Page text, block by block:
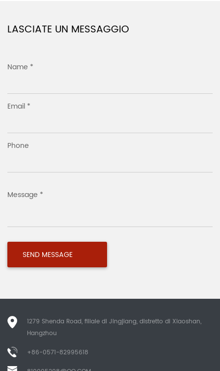
LASCIATE UN MESSAGGIO
Name *
Email *
Phone
Message *
1279 Shenda Road, filiale di Jingjiang, distretto di Xiaoshan,
Hangzhou
+86-0571-82995618